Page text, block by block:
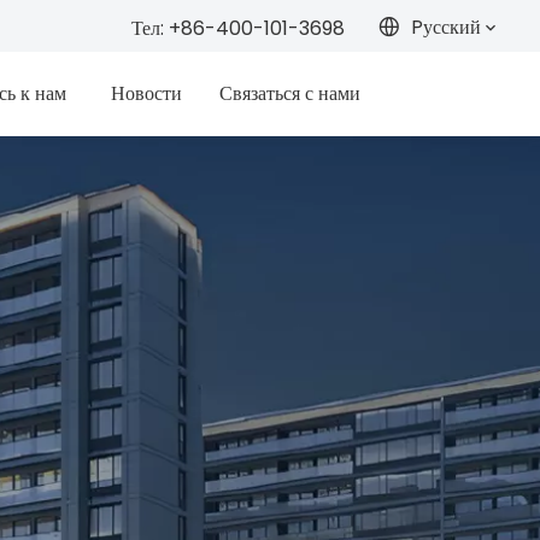
Тел: +86-400-101-3698 Pусский
к нам Новости Связаться с нами